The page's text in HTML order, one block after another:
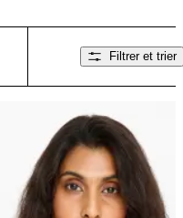
Filtrer et trier